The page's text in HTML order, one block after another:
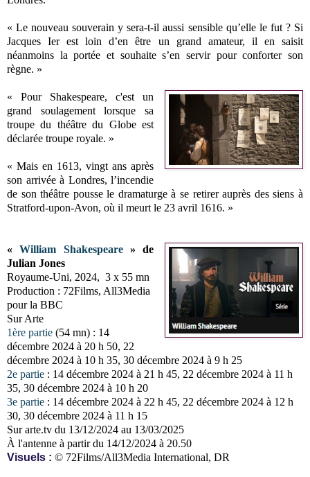
« Le nouveau souverain y sera-t-il aussi sensible qu’elle le fut ? Si
Jacques Ier est loin d’en être un grand amateur, il en saisit
néanmoins la portée et souhaite s’en servir pour conforter son
règne. »
« Pour Shakespeare, c'est un
grand soulagement lorsque sa
troupe du théâtre du Globe est
déclarée troupe royale. »
« Mais en 1613, vingt ans après
son arrivée à Londres, l’incendie
de son théâtre pousse le dramaturge à se retirer auprès des siens à
Stratford-upon-Avon, où il meurt le 23 avril 1616. »
«William Shakespeare» de
Julian Jones
Royaume-Uni, 2024, 3 x 55 mn
Production : 72Films, All3Media
pour la BBC
Sur Arte
1ère partie (54 mn) : 14
décembre 2024 à 20 h 50, 22
décembre 2024 à 10 h 35, 30 décembre 2024 à 9 h 25
2e partie : 14 décembre 2024 à 21 h 45, 22 décembre 2024 à 11 h
35, 30 décembre 2024 à 10 h 20
3e partie : 14 décembre 2024 à 22 h 45, 22 décembre 2024 à 12 h
30, 30 décembre 2024 à 11 h 15
Sur arte.tv du 13/12/2024 au 13/03/2025
À l'antenne à partir du 14/12/2024 à 20.50
Visuels : © 72Films/All3Media International, DR